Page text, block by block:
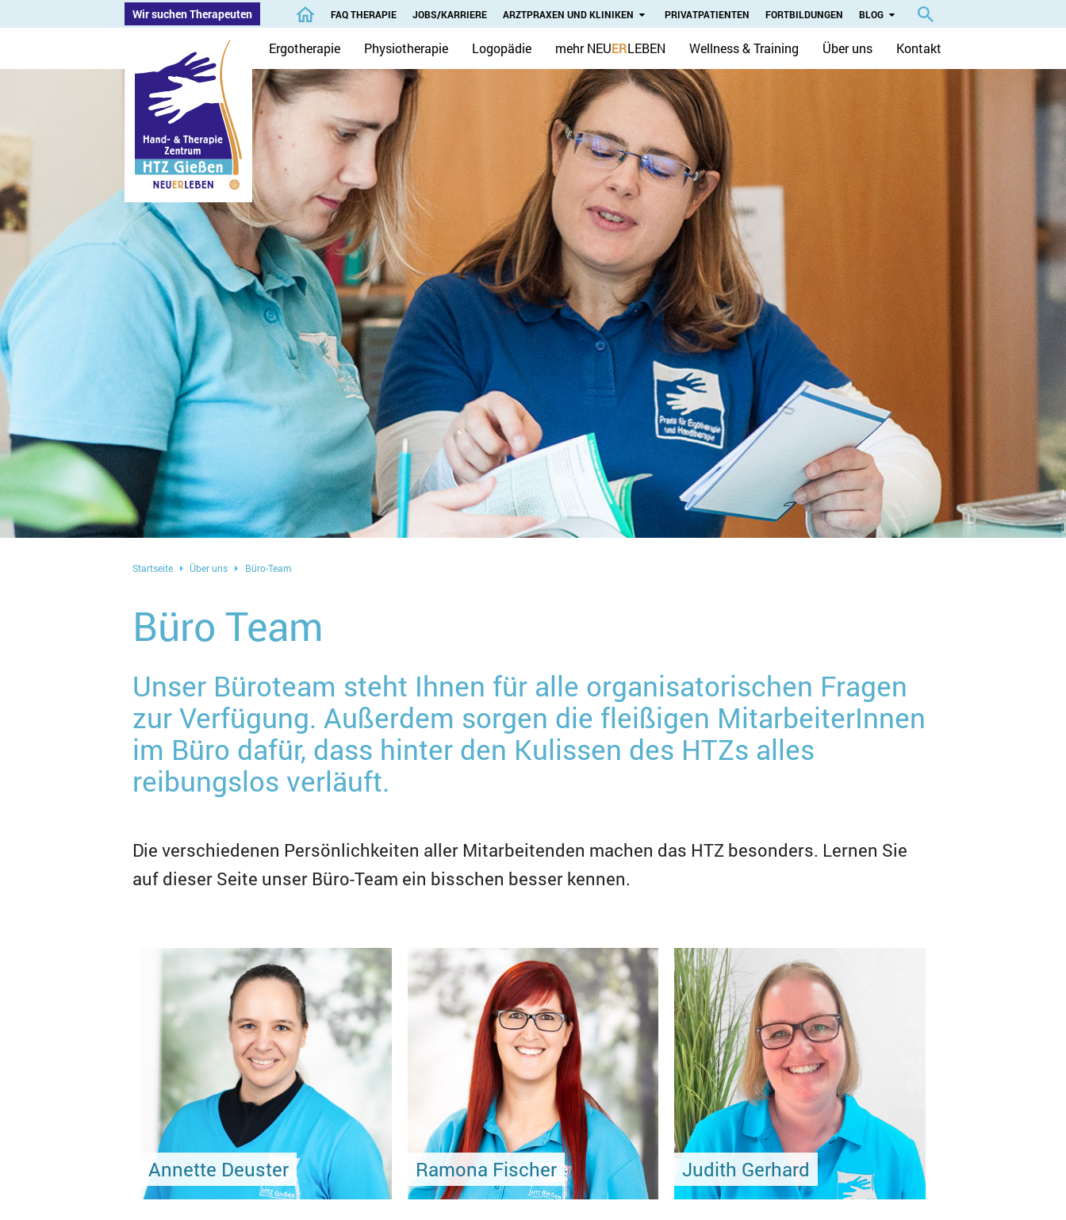
Wir suchen Therapeuten FAQ THERAPIE JOBS/KARRIERE ARZTPRAXEN UND KLINIKEN PRIVATPATIENTEN FORTBILDUNGEN BLOG
Ergotherapie Physiotherapie Logopädie mehr NEUERLEBEN Wellness & Training Über uns Kontakt
Startseite Über uns Büro-Team
Büro Team
Unser Büroteam steht Ihnen für alle organisatorischen Fragen
zur Verfügung. Außerdem sorgen die fleißigen MitarbeiterInnen
im Büro dafür, dass hinter den Kulissen des HTZs alles
reibungslos verläuft.
Die verschiedenen Persönlichkeiten aller Mitarbeitenden machen das HTZ besonders. Lernen Sie
auf dieser Seite unser Büro-Team ein bisschen besser kennen.
Annette Deuster Ramona Fischer Judith Gerhard